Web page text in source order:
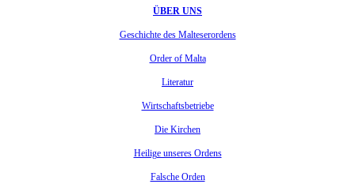
ÜBER UNS
Geschichte des Malteserordens
Order of Malta
Literatur
Wirtschaftsbetriebe
Die Kirchen
Heilige unseres Ordens
Falsche Orden